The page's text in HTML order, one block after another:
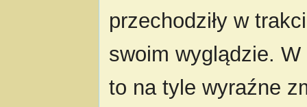
przechodziły w
swoim wyglądzie.
to na tyle wyraźne